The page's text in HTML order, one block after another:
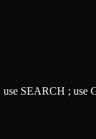
SEARCH ; use